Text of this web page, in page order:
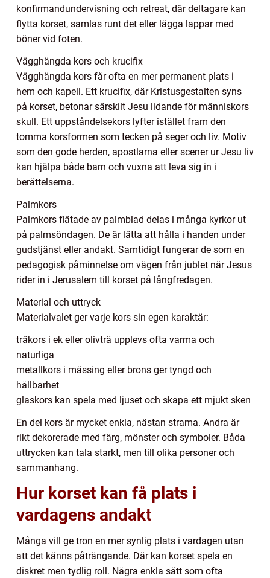
konfirmandundervisning och retreat, där deltagare kan
flytta korset, samlas runt det eller lägga lappar med
böner vid foten.
Vägghängda kors och krucifix
Vägghängda kors får ofta en mer permanent plats i
hem och kapell. Ett krucifix, där Kristusgestalten syns
på korset, betonar särskilt Jesu lidande för människors
skull. Ett uppståndelsekors lyfter istället fram den
tomma korsformen som tecken på seger och liv. Motiv
som den gode herden, apostlarna eller scener ur Jesu liv
kan hjälpa både barn och vuxna att leva sig in i
berättelserna.
Palmkors
Palmkors flätade av palmblad delas i många kyrkor ut
på palmsöndagen. De är lätta att hålla i handen under
gudstjänst eller andakt. Samtidigt fungerar de som en
pedagogisk påminnelse om vägen från jublet när Jesus
rider in i Jerusalem till korset på långfredagen.
Material och uttryck
Materialvalet ger varje kors sin egen karaktär:
träkors i ek eller olivträ upplevs ofta varma och
naturliga
metallkors i mässing eller brons ger tyngd och
hållbarhet
glaskors kan spela med ljuset och skapa ett mjukt sken
En del kors är mycket enkla, nästan strama. Andra är
rikt dekorerade med färg, mönster och symboler. Båda
uttrycken kan tala starkt, men till olika personer och
sammanhang.
Hur korset kan få plats i
vardagens andakt
Många vill ge tron en mer synlig plats i vardagen utan
att det känns påträngande. Där kan korset spela en
diskret men tydlig roll. Några enkla sätt som ofta